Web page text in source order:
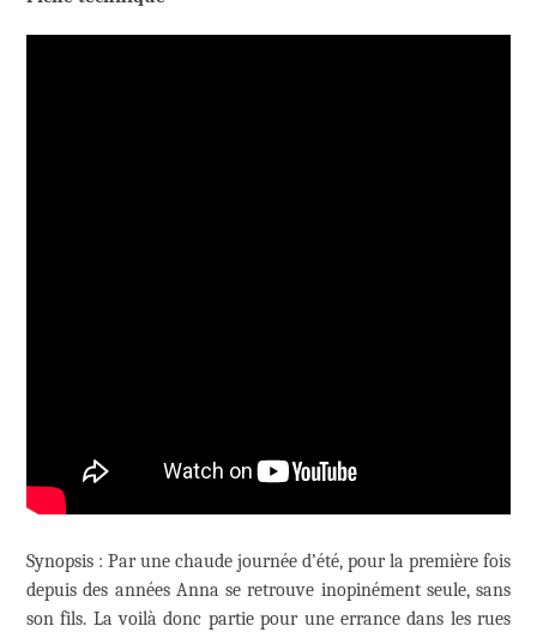
Synopsis : Par une chaude journée d’été, pour la première fois
depuis des années Anna se retrouve inopinément seule, sans
son fils. La voilà donc partie pour une errance dans les rues